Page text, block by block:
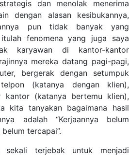
dan menolak menerima
dengan alasan kesibukannya,
pun tidak banyak yang
fenomena yang juga saya
karyawan di kantor-kantor
mereka datang pagi-pagi,
bergerak dengan setumpuk
(katanya dengan klien),
kantor (katanya bertemu klien),
kita tanyakan bagaimana hasil
adalah “Kerjaannya belum
tercapai”.
sekali terjebak untuk menjadi